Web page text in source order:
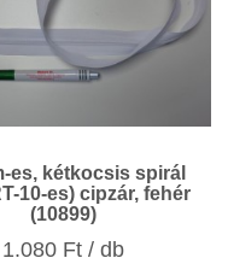
es, kétkocsis spirál
10-es) cipzár, fehér
(10899)
1.080 Ft / db